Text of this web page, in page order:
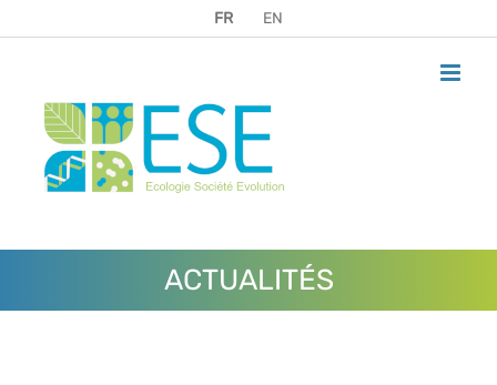
au
FR EN
ACTUALITÉS